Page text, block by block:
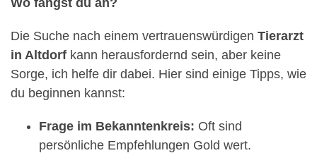
Die Suche nach einem vertrauenswürdigen Tierarzt
in Altdorf kann herausfordernd sein, aber keine
Sorge, ich helfe dir dabei. Hier sind einige Tipps, wie
du beginnen kannst:
Frage im Bekanntenkreis: Oft sind
persönliche Empfehlungen Gold wert.